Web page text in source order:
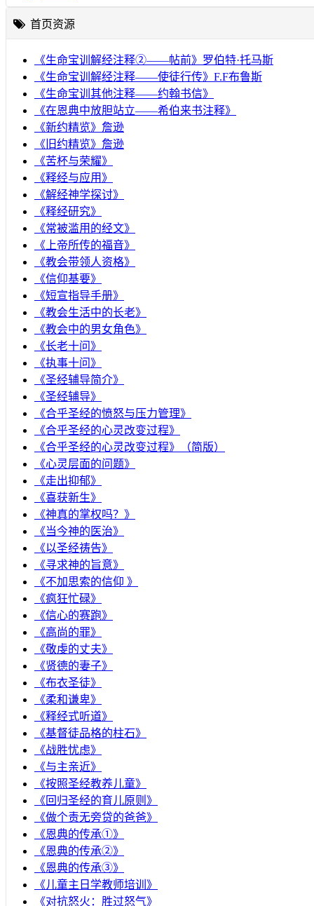
首页资源
《生命宝训解经注释②——帖前》罗伯特·托马斯
《生命宝训解经注释——使徒行传》F.F布鲁斯
《生命宝训其他注释——约翰书信》
《在恩典中放胆站立——希伯来书注释》
《新约精览》詹逊
《旧约精览》詹逊
《苦杯与荣耀》
《释经与应用》
《解经神学探讨》
《释经研究》
《常被滥用的经文》
《上帝所传的福音》
《教会带领人资格》
《信仰基要》
《短宣指导手册》
《教会生活中的长老》
《教会中的男女角色》
《长老十问》
《执事十问》
《圣经辅导简介》
《圣经辅导》
​《合乎圣经的愤怒与压力管理》
《合乎圣经的心灵改变过程》
《合乎圣经的心灵改变过程》（简版）
《心灵层面的问题》
《走出抑郁》
《喜获新生》
《神真的掌权吗？》
《当今神的医治》
《以圣经祷告》
《寻求神的旨意》
《不加思索的信仰 》
《疯狂忙碌》
《信心的赛跑》
《高尚的罪》
《敬虔的丈夫》
《贤德的妻子》
《布衣圣徒》
《柔和谦卑》
《释经式听道》
《基督徒品格的柱石》
《战胜忧虑》
《与主亲近》
《按照圣经教养儿童》
《回归圣经的育儿原则》
《做个责无旁贷的爸爸》
《恩典的传承①》
《恩典的传承②》
《恩典的传承③》
《儿童主日学教师培训》
《对抗怒火：胜过怒气》